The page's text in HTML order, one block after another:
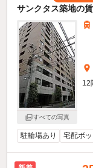
サンクタス築地の
すべての写真
12
駐輪場あり 宅配ボ